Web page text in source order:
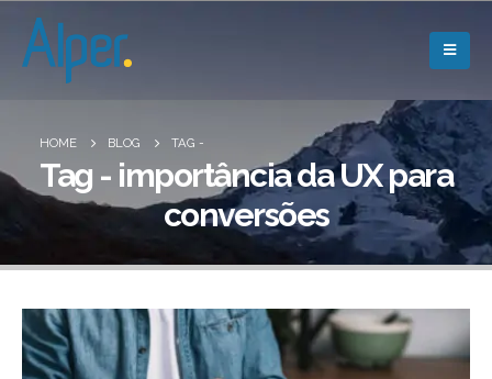
HOME BLOG TAG -
Tag - importância da UX para
conversões